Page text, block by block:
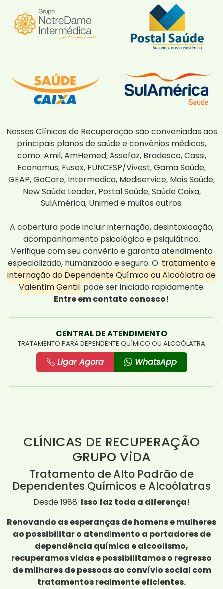
Nossas Clínicas de Recuperação são conveniadas aos
principais planos de saúde e convênios médicos,
como: Amil, AmHemed, Assefaz, Bradesco, Cassi,
Economus, Fusex, FUNCESP/Vivest, Gama Saúde,
GEAP, GoCare, Intermedica, Mediservice, Mais Saúde,
New Saúde Leader, Postal Saúde, Saúde Caixa,
SulAmérica, Unimed e muitos outros.
A cobertura pode incluir internação, desintoxicação,
acompanhamento psicológico e psiquiátrico.
Verifique com seu convênio e garanta atendimento
especializado, humanizado e seguro. O tratamento e
internação do Dependente Químico ou Alcoólatra de
Valentim Gentil pode ser iniciado rapidamente.
Entre em contato conosco!
CENTRAL DE ATENDIMENTO
TRATAMENTO PARA DEPENDENTE QUÍMICO OU ALCOÓLATRA
Ligar Agora WhatsApp
CLÍNICAS DE RECUPERAÇÃO
GRUPO ViDA
Tratamento de Alto Padrão de
Dependentes Químicos e Alcoólatras
Desde 1988. Isso faz toda a diferença!
Renovando as esperanças de homens e mulheres
ao possibilitar o atendimento a portadores de
dependência química e alcoolismo,
recuperamos vidas e possibilitamos o regresso
de milhares de pessoas ao convívio social com
tratamentos realmente eficientes.